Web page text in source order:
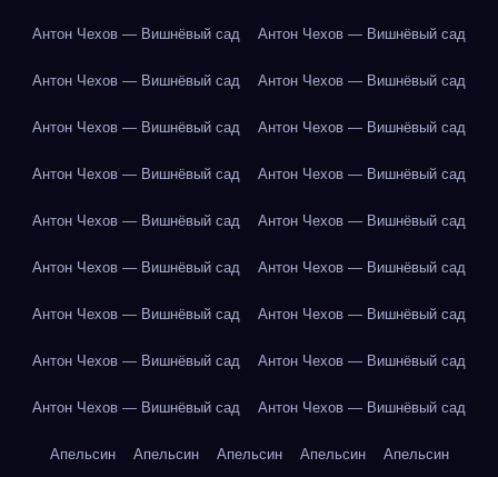
Антон Чехов — Вишнёвый сад Антон Чехов — Вишнёвый сад
Антон Чехов — Вишнёвый сад Антон Чехов — Вишнёвый сад
Антон Чехов — Вишнёвый сад Антон Чехов — Вишнёвый сад
Антон Чехов — Вишнёвый сад Антон Чехов — Вишнёвый сад
Антон Чехов — Вишнёвый сад Антон Чехов — Вишнёвый сад
Антон Чехов — Вишнёвый сад Антон Чехов — Вишнёвый сад
Антон Чехов — Вишнёвый сад Антон Чехов — Вишнёвый сад
Антон Чехов — Вишнёвый сад Антон Чехов — Вишнёвый сад
Антон Чехов — Вишнёвый сад Антон Чехов — Вишнёвый сад
Апельсин Апельсин Апельсин Апельсин Апельсин